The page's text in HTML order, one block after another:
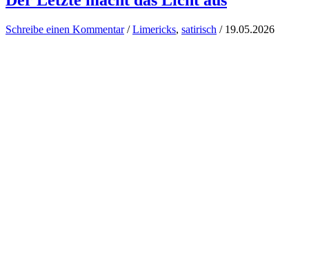
Schreibe einen Kommentar /Limericks, satirisch / 19.05.2026